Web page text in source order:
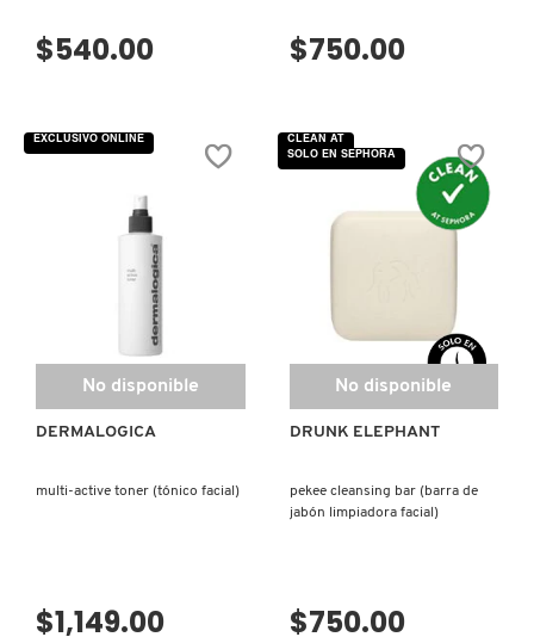
$540.00 $750.00
No disponible
DERMALOGICA
multi-active toner (tónico facial)
$1,149.00
EXCLUSIVO ONLINE
No disponible
DRUNK ELEPHANT
pekee cleansing bar (barra de
jabón limpiadora facial)
$750.00
CLEAN AT
SOLO EN SEPHORA